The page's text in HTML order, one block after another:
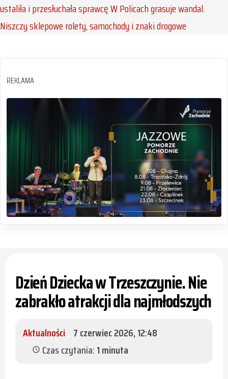
ustaliła i przesłuchała sprawcęW Policach grasuje wandal.
Niszczy sklepowe rolety, samochody i znaki drogowe
Dzień Dziecka w Trzeszczynie. Nie
zabrakło atrakcji dla najmłodszych
Aktualności 7 czerwiec 2026, 12:48
schedule Czas czytania:1 minuta